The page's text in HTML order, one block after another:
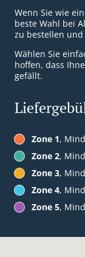
Wenn Sie wie
beste Wahl bei
zu bestellen
Wählen Sie
hoffen, dass
gefällt.
Zone 1,
Zone 2,
Zone 3,
Zone 4,
Zone 5,